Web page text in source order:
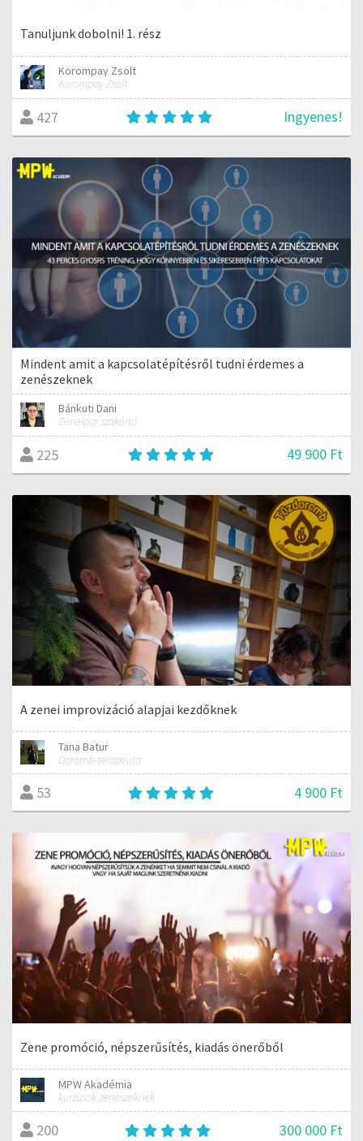
Tanuljunk dobolni! 1. rész
Korompay Zsolt
Korompay Zsolt
427 Ingyenes!
Mindent amit a kapcsolatépítésről tudni érdemes a
zenészeknek
Bánkuti Dani
Zeneipar szakértő
225 49 900 Ft
A zenei improvizáció alapjai kezdőknek
Tana Batur
Doromb-terapeuta
53 4 900 Ft
Zene promóció, népszerűsítés, kiadás önerőből
MPW Akadémia
kurzusok zenészeknek
200 300 000 Ft